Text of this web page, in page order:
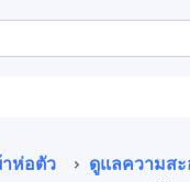
ห่อตัว ดูแลความส